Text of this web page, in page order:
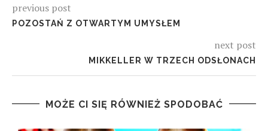
previous post
POZOSTAŃ Z OTWARTYM UMYSŁEM
next post
MIKKELLER W TRZECH ODSŁONACH
MOŻE CI SIĘ RÓWNIEŻ SPODOBAĆ